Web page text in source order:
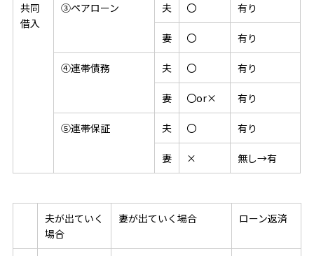
共同
借入
③ペアローン 夫 〇 有り
妻 〇 有り
④連帯債務 夫 〇 有り
妻 〇or× 有り
⑤連帯保証 夫 〇 有り
妻 × 無し→有
夫が出ていく
場合
妻が出ていく場合 ローン返済